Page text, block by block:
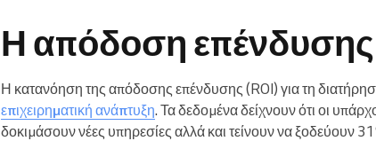
Η απόδοση
Η κατανόηση της απόδοσης επένδυσης (ROI) για τη
επιχειρηματική ανάπτυξη. Τα δεδομένα δείχνουν ότι οι
δοκιμάσουν νέες υπηρεσίες αλλά και τείνουν να ξοδεύουν